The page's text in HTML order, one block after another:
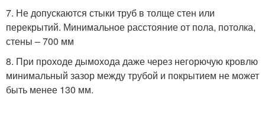
7. Не допускаются стыки труб в толще стен или
перекрытий. Минимальное расстояние от пола, потолка,
стены – 700 мм
8. При проходе дымохода даже через негорючую кровлю
минимальный зазор между трубой и покрытием не может
быть менее 130 мм.